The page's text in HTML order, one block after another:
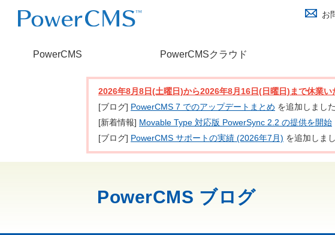
お
PowerCMS PowerCMSクラウド
2026年8月8日(土曜日)から2026年8月16日(日曜日)まで休業い
[ブログ] PowerCMS 7 でのアップデートまとめ を追加しました
[新着情報] Movable Type 対応版 PowerSync 2.2 の提供を開始
[ブログ] PowerCMS サポートの実績 (2026年7月) を追加しまし
PowerCMS ブログ